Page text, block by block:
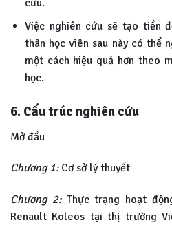
Việc nghiên cứu sẽ tạo tiền
thân học viên sau này có thể
một cách hiệu quả hơn theo
học.
6. Cấu trúc nghiên cứu
Mở đầu
Chương 1:Cơ sở lý thuyết
Chương 2:Thực trạng hoạt
Renault Koleos tại thị trường